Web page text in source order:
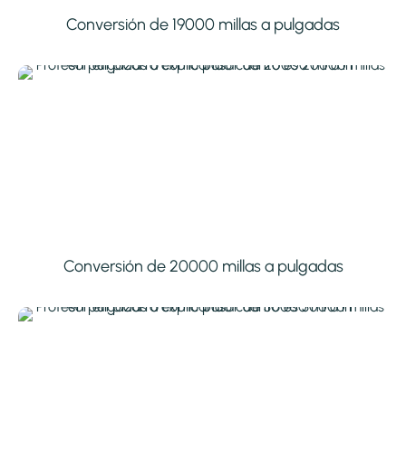
Conversión de 19000 millas a pulgadas
Conversión de 20000 millas a pulgadas